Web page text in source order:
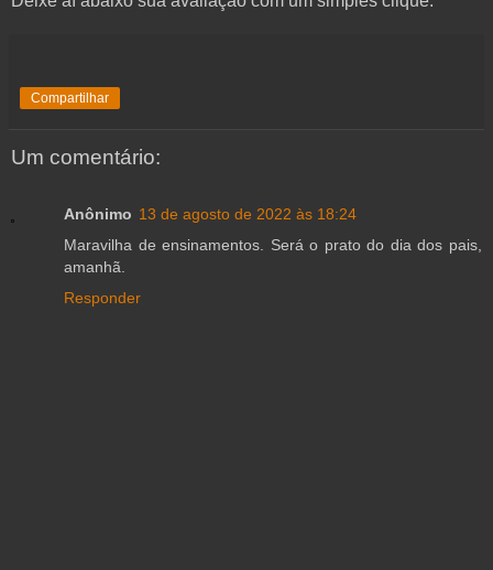
Compartilhar
Um comentário:
Anônimo 13 de agosto de 2022 às 18:24
Maravilha de ensinamentos. Será o prato do dia dos pais,
amanhã.
Responder